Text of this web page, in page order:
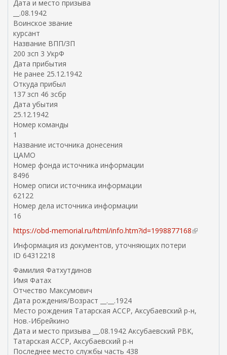
Дата и место призыва
__.08.1942
Воинское звание
курсант
Название ВПП/ЗП
200 зсп 3 УкрФ
Дата прибытия
Не ранее 25.12.1942
Откуда прибыл
137 зсп 46 зсбр
Дата убытия
25.12.1942
Номер команды
1
Название источника донесения
ЦАМО
Номер фонда источника информации
8496
Номер описи источника информации
62122
Номер дела источника информации
16
https://obd-memorial.ru/html/info.htm?id=1998877168(
с
ы
Информация из документов, уточняющих потери
ID 64312218
Фамилия Фатхутдинов
Имя Фатах
Отчество Максумович
Дата рождения/Возраст __.__.1924
Место рождения Татарская АССР, Аксубаевский р-н,
Нов.-Ибрейкино
Дата и место призыва __.08.1942 Аксубаевский РВК,
Татарская АССР, Аксубаевский р-н
Последнее место службы часть 438